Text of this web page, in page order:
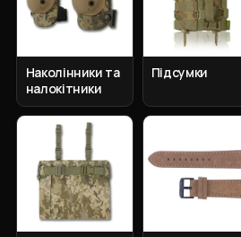
Наколінники та
налокітники
Підсумки